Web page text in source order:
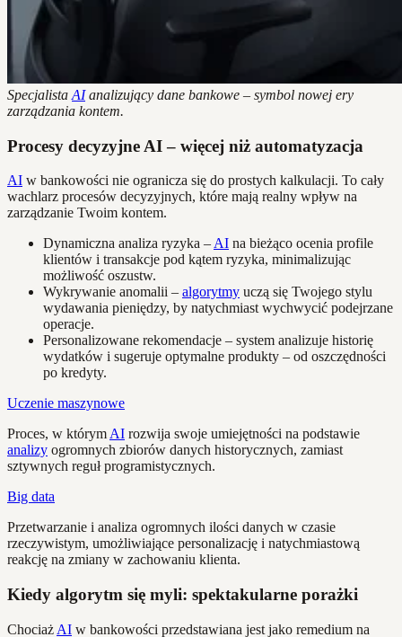
Specjalista AIanalizujący dane bankowe – symbol nowej ery
zarządzania kontem.
Procesy decyzyjne AI – więcej niż automatyzacja
AI w bankowości nie ogranicza się do prostych kalkulacji. To cały
wachlarz procesów decyzyjnych, które mają realny wpływ na
zarządzanie Twoim kontem.
Dynamiczna analiza ryzyka – AI na bieżąco ocenia profile
klientów i transakcje pod kątem ryzyka, minimalizując
możliwość oszustw.
Wykrywanie anomalii – algorytmy uczą się Twojego stylu
wydawania pieniędzy, by natychmiast wychwycić podejrzane
operacje.
Personalizowane rekomendacje – system analizuje historię
wydatków i sugeruje optymalne produkty – od oszczędności
po kredyty.
Uczenie maszynowe
Proces, w którym AI rozwija swoje umiejętności na podstawie
analizy ogromnych zbiorów danych historycznych, zamiast
sztywnych reguł programistycznych.
Big data
Przetwarzanie i analiza ogromnych ilości danych w czasie
rzeczywistym, umożliwiające personalizację i natychmiastową
reakcję na zmiany w zachowaniu klienta.
Kiedy algorytm się myli: spektakularne porażki
Chociaż AI w bankowości przedstawiana jest jako remedium na